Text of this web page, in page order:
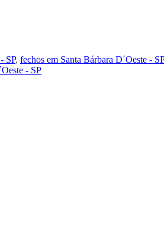
SP, fechos em Santa Bárbara D´Oeste - SP
- SP